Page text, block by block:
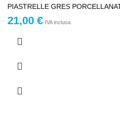
PIASTRELLE GRES
21,00 € IVA inclusa